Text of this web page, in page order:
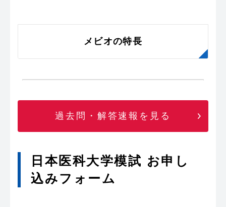
メビオの特長
過去問・解答速報を見る
日本医科大学模試 お申し
込みフォーム